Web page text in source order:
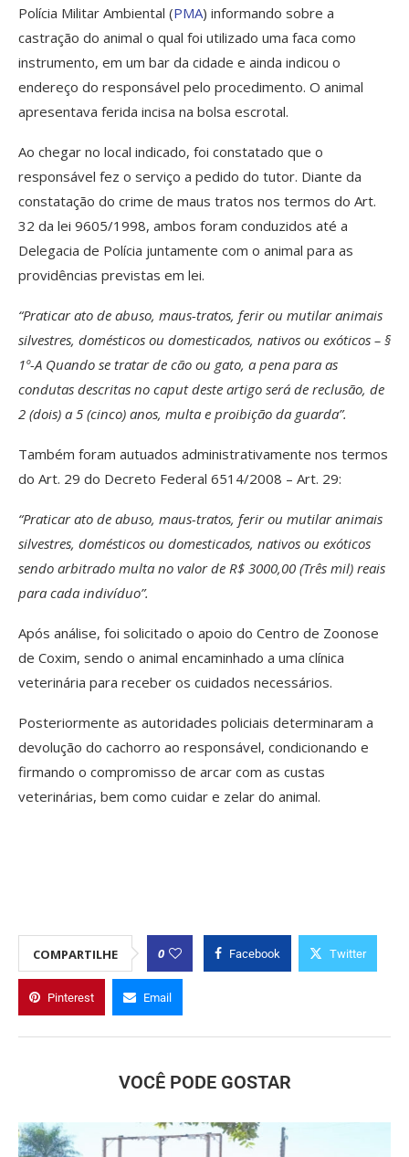
Polícia Militar Ambiental (PMA) informando sobre a
castração do animal o qual foi utilizado uma faca como
instrumento, em um bar da cidade e ainda indicou o
endereço do responsável pelo procedimento. O animal
apresentava ferida incisa na bolsa escrotal.
Ao chegar no local indicado, foi constatado que o
responsável fez o serviço a pedido do tutor. Diante da
constatação do crime de maus tratos nos termos do Art.
32 da lei 9605/1998, ambos foram conduzidos até a
Delegacia de Polícia juntamente com o animal para as
providências previstas em lei.
“Praticar ato de abuso, maus-tratos, ferir ou mutilar animais
silvestres, domésticos ou domesticados, nativos ou exóticos – §
1º-A Quando se tratar de cão ou gato, a pena para as
condutas descritas no caput deste artigo será de reclusão, de
2 (dois) a 5 (cinco) anos, multa e proibição da guarda”.
Também foram autuados administrativamente nos termos
do Art. 29 do Decreto Federal 6514/2008 – Art. 29:
“Praticar ato de abuso, maus-tratos, ferir ou mutilar animais
silvestres, domésticos ou domesticados, nativos ou exóticos
sendo arbitrado multa no valor de R$ 3000,00 (Três mil) reais
para cada indivíduo”.
Após análise, foi solicitado o apoio do Centro de Zoonose
de Coxim, sendo o animal encaminhado a uma clínica
veterinária para receber os cuidados necessários.
Posteriormente as autoridades policiais determinaram a
devolução do cachorro ao responsável, condicionando e
firmando o compromisso de arcar com as custas
veterinárias, bem como cuidar e zelar do animal.
COMPARTILHE 0 Facebook Twitter
Pinterest Email
VOCÊ PODE GOSTAR